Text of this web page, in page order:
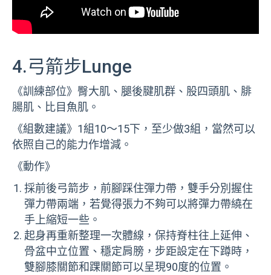
4.弓箭步Lunge
《訓練部位》臀大肌、腿後腱肌群、股四頭肌、腓
腸肌、比目魚肌。
《組數建議》1組10～15下，至少做3組，當然可以
依照自己的能力作增減。
《動作》
採前後弓箭步，前腳踩住彈力帶，雙手分別握住
彈力帶兩端，若覺得張力不夠可以將彈力帶繞在
手上縮短一些。
起身再重新整理一次體線，保持脊柱往上延伸、
骨盆中立位置、穩定肩膀，步距設定在下蹲時，
雙腳膝關節和踝關節可以呈現90度的位置。